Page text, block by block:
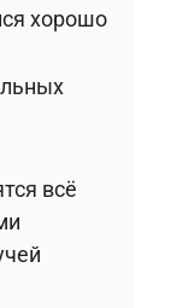
хорошо
всё